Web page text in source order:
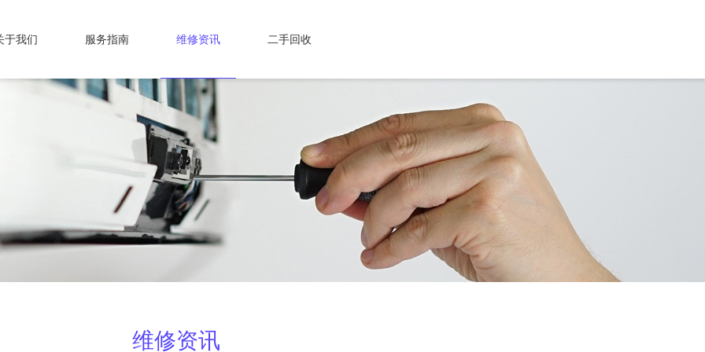
于我们 服务指南 维修资讯 二手回收
维修资讯